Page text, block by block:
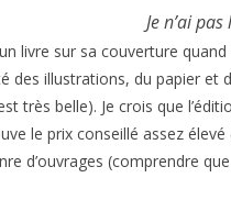
Je n’ai
livre sur sa couverture
des illustrations, du papier et
très belle). Je crois que
le prix conseillé assez
d’ouvrages (comprendre